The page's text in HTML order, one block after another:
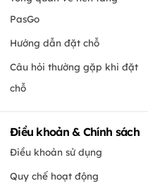
PasGo
Hướng dẫn đặt chỗ
Câu hỏi thường gặp khi đặt
chỗ
Điều khoản & Chính sách
Điều khoản sử dụng
Quy chế hoạt động